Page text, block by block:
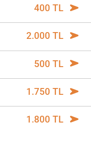
400 TL
2.000 TL
500 TL
1.750 TL
1.800 TL